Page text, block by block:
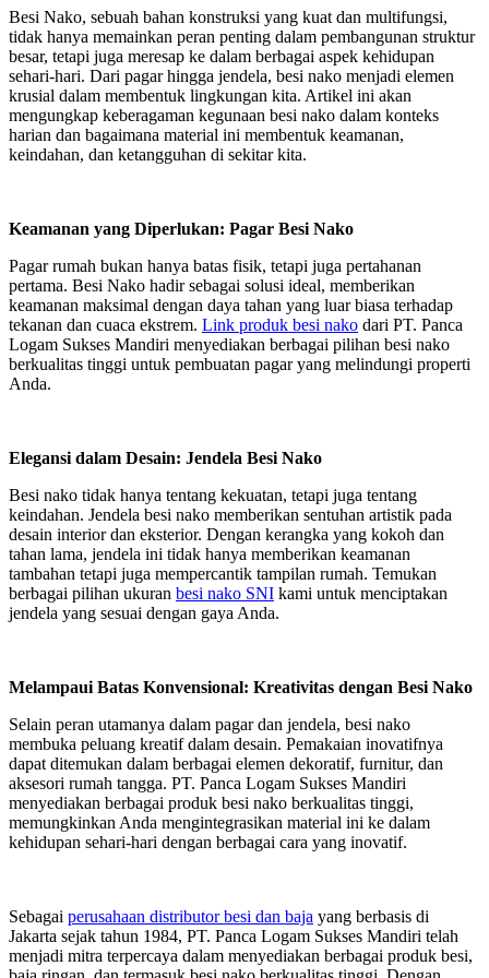
Besi Nako, sebuah bahan konstruksi yang kuat dan multifungsi,
tidak hanya memainkan peran penting dalam pembangunan struktur
besar, tetapi juga meresap ke dalam berbagai aspek kehidupan
sehari-hari. Dari pagar hingga jendela, besi nako menjadi elemen
krusial dalam membentuk lingkungan kita. Artikel ini akan
mengungkap keberagaman kegunaan besi nako dalam konteks
harian dan bagaimana material ini membentuk keamanan,
keindahan, dan ketangguhan di sekitar kita.
Keamanan yang Diperlukan: Pagar Besi Nako
Pagar rumah bukan hanya batas fisik, tetapi juga pertahanan
pertama. Besi Nako hadir sebagai solusi ideal, memberikan
keamanan maksimal dengan daya tahan yang luar biasa terhadap
tekanan dan cuaca ekstrem. Link produk besi nako dari PT. Panca
Logam Sukses Mandiri menyediakan berbagai pilihan besi nako
berkualitas tinggi untuk pembuatan pagar yang melindungi properti
Anda.
Elegansi dalam Desain: Jendela Besi Nako
Besi nako tidak hanya tentang kekuatan, tetapi juga tentang
keindahan. Jendela besi nako memberikan sentuhan artistik pada
desain interior dan eksterior. Dengan kerangka yang kokoh dan
tahan lama, jendela ini tidak hanya memberikan keamanan
tambahan tetapi juga mempercantik tampilan rumah. Temukan
berbagai pilihan ukuran besi nako SNI kami untuk menciptakan
jendela yang sesuai dengan gaya Anda.
Melampaui Batas Konvensional: Kreativitas dengan Besi Nako
Selain peran utamanya dalam pagar dan jendela, besi nako
membuka peluang kreatif dalam desain. Pemakaian inovatifnya
dapat ditemukan dalam berbagai elemen dekoratif, furnitur, dan
aksesori rumah tangga. PT. Panca Logam Sukses Mandiri
menyediakan berbagai produk besi nako berkualitas tinggi,
memungkinkan Anda mengintegrasikan material ini ke dalam
kehidupan sehari-hari dengan berbagai cara yang inovatif.
Sebagai perusahaan distributor besi dan baja yang berbasis di
Jakarta sejak tahun 1984, PT. Panca Logam Sukses Mandiri telah
menjadi mitra terpercaya dalam menyediakan berbagai produk besi,